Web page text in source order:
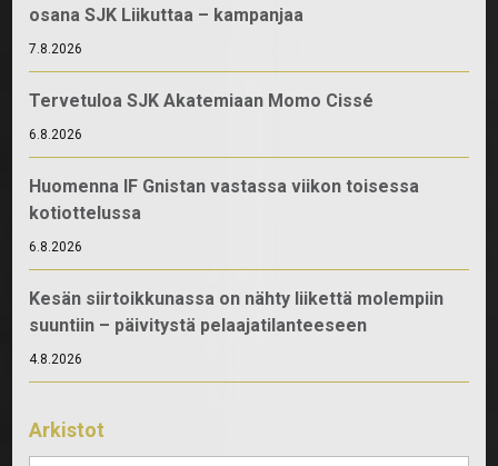
osana SJK Liikuttaa – kampanjaa
7.8.2026
Tervetuloa SJK Akatemiaan Momo Cissé
6.8.2026
Huomenna IF Gnistan vastassa viikon toisessa
kotiottelussa
6.8.2026
Kesän siirtoikkunassa on nähty liikettä molempiin
suuntiin – päivitystä pelaajatilanteeseen
4.8.2026
Arkistot